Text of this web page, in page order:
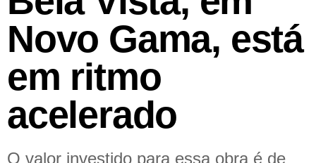
Novo Gama, está
em ritmo
acelerado
O valor investido para essa obra é de